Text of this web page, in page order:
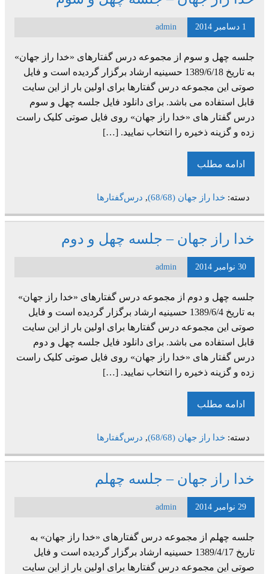
1 دسامبر 2014 admin
جلسه چهل و سوم از مجموعه درس گفتارهای «خدا راز جهان»
به تاریخ 1389/6/18 حسینیه ارشاد برگزار گردیده است و فایل
صوتی این مجموعه درس گفتارها برای اولین بار از این سایت
قابل استفاده می باشد. برای دانلود فایل جلسه چهل و سوم
درس گفتار های «خدا راز جهان» روی فایل صوتی کلیک راست
زده و گزینه ذخیره را انتخاب نمایید. […]
ادامه مطلب
دسته: خدا راز جهان (68/68) , درس‌گفتارها
خدا راز جهان – جلسه چهل و دوم
30 نوامبر 2014 admin
جلسه چهل و دوم از مجموعه درس گفتارهای «خدا راز جهان»
به تاریخ 1389/6/4 حسینیه ارشاد برگزار گردیده است و فایل
صوتی این مجموعه درس گفتارها برای اولین بار از این سایت
قابل استفاده می باشد. برای دانلود فایل جلسه چهل و دوم
درس گفتار های «خدا راز جهان» روی فایل صوتی کلیک راست
زده و گزینه ذخیره را انتخاب نمایید. […]
ادامه مطلب
دسته: خدا راز جهان (68/68) , درس‌گفتارها
خدا راز جهان – جلسه چهلم
29 نوامبر 2014 admin
جلسه چهلم از مجموعه درس گفتارهای «خدا راز جهان» به
تاریخ 1389/4/17 حسینیه ارشاد برگزار گردیده است و فایل
صوتی این مجموعه درس گفتارها برای اولین بار از این سایت